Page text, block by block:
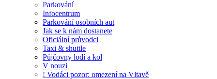
Parkování
Infocentrum
Parkování osobních aut
Jak se k nám dostanete
Oficiální průvodci
Taxi & shuttle
Půjčovny lodí a kol
V nouzi
! Vodáci pozor: omezení na Vltavě